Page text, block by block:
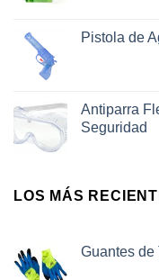
Pistola de
Antiparra
Seguridad
LOS MÁS
Guantes de